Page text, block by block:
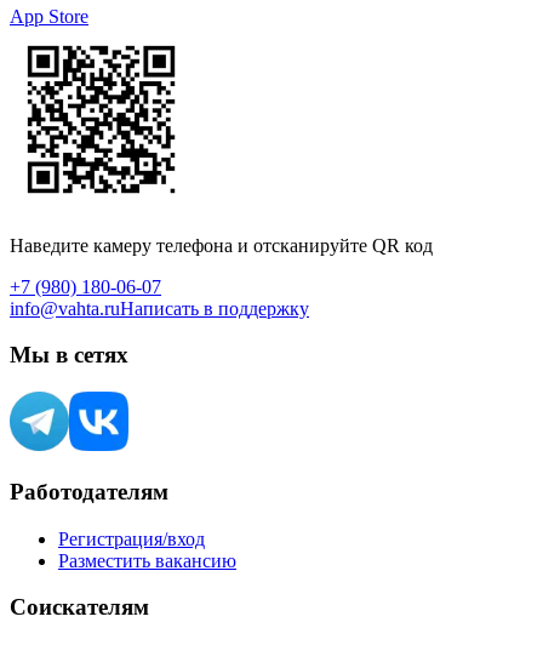
App Store
Наведите камеру телефона и отсканируйте QR код
+7 (980) 180-06-07
info@vahta.ruНаписать в поддержку
Мы в сетях
Работодателям
Регистрация/вход
Разместить вакансию
Соискателям